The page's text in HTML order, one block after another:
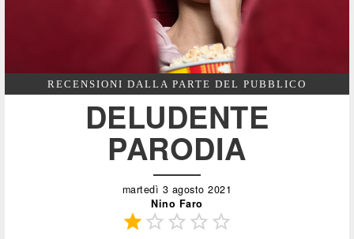
RECENSIONI DALLA PARTE DEL PUBBLICO
DELUDENTE
PARODIA
martedì 3 agosto 2021
Nino Faro
   